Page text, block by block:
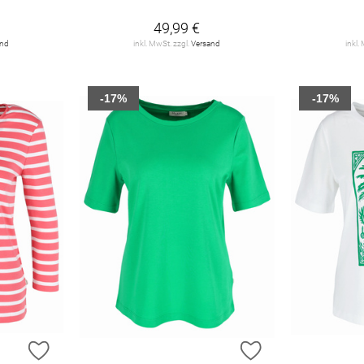
49,99 €
inkl. MwSt. zzgl.Versand inkl.
ZUR WUNSCHLISTE HINZUFÜGEN ZUR
-17% -17%